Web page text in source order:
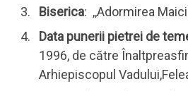
Biserica: ,,Adormirea
Data punerii pietrei de
1996, de către
Arhiepiscopul